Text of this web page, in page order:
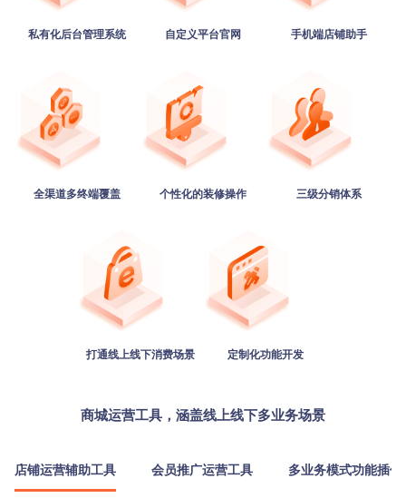
私有化后台管理系统 自定义平台官网 手机端店铺助手
全渠道多终端覆盖 个性化的装修操作 三级分销体系
打通线上线下消费场景 定制化功能开发
商城运营工具，涵盖线上线下多业务场景
店铺运营辅助工具 会员推广运营工具 多业务模式功能插件